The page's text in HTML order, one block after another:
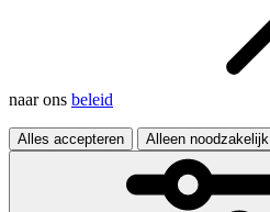
naar ons beleid
Alles accepteren Alleen noodzakelijk